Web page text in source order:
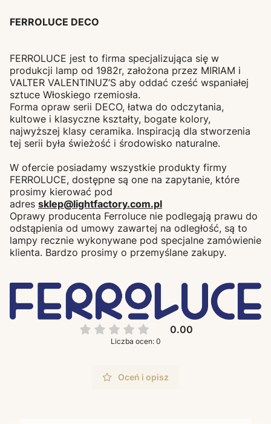
FERROLUCE DECO
FERROLUCE jest to firma specjalizująca się w
produkcji lamp od 1982r, założona przez MIRIAM i
VALTER VALENTINUZ’S aby oddać cześć wspaniałej
sztuce Włoskiego rzemiosła.
Forma opraw serii DECO, łatwa do odczytania,
kultowe i klasyczne kształty, bogate kolory,
najwyższej klasy ceramika. Inspiracją dla stworzenia
tej serii była świeżość i środowisko naturalne.
W ofercie posiadamy wszystkie produkty firmy
FERROLUCE, dostępne są one na zapytanie, które
prosimy kierować pod
adres sklep@lightfactory.com.pl
Oprawy producenta Ferroluce nie podlegają prawu do
odstąpienia od umowy zawartej na odległość, są to
lampy recznie wykonywane pod specjalne zamówienie
klienta. Bardzo prosimy o przemyślane zakupy.
0.00
Liczba ocen: 0
Oceń i opisz